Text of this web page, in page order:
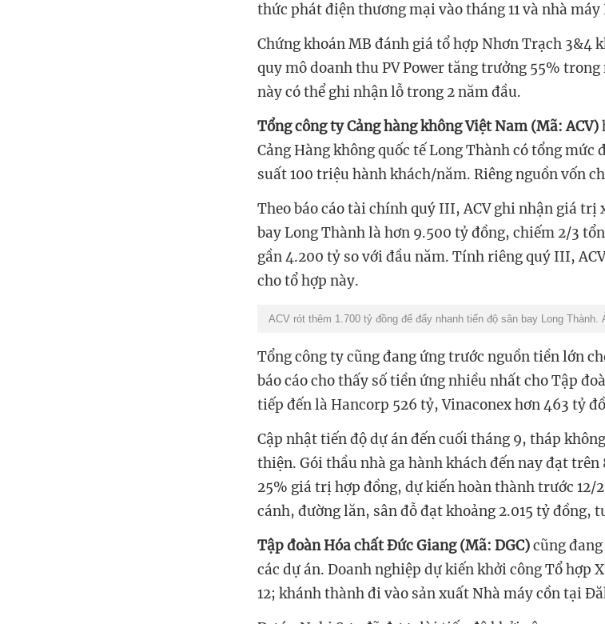
thức phát điện thương mại vào tháng 11 và nhà
Chứng khoán MB đánh giá tổ hợp Nhơn Trạch 3&4
quy mô doanh thu PV Powertăng trưởng 55% trong
này có thể ghi nhận lỗtrong 2năm đầu.
Tổng công ty Cảng hàng không Việt Nam (Mã: ACV)
Cảng Hàng không quốc tế Long Thành cótổng mức
suất100 triệu hành khách/năm. Riêng nguồn vốn
Theo báo cáo tài chính quý III, ACV ghi nhận giá trị
bay Long Thành là hơn 9.500 tỷ đồng, chiếm 2/3
gần 4.200 tỷ so với đầu năm. Tính riêng quý III,
chotổ hợp này.
ACV rót thêm 1.700 tỷ đồng để đẩy nhanh tiến độ sân bay Long Thành.
Tổng công ty cũng đang ứng trước nguồn tiền lớn
báo cáo cho thấy số tiền ứng nhiều nhất cho Tập
tiếp đến là Hancorp 526 tỷ, Vinaconex hơn 463 tỷ
Cập nhật tiến độ dự án đến cuối tháng 9, tháp
thiện. Gói thầu nhà ga hành khách đến nay đạt
25% giá trị hợp đồng, dự kiến hoàn thành trước 12/
cánh, đường lăn, sân đỗ đạt khoảng 2.015 tỷ đồng,
Tập đoàn Hóa chất Đức Giang (Mã: DGC)cũng
các dự án. Doanh nghiệp dự kiến khởi công Tổ hợp
12; khánh thành đi vào sản xuất Nhà máy cồn tại